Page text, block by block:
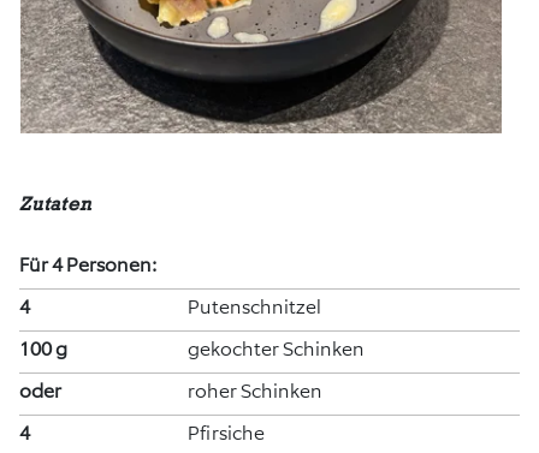
Zutaten
Für 4 Personen:
4
Putenschnitzel
100 g
gekochter Schinken
oder
roher Schinken
4
Pfirsiche